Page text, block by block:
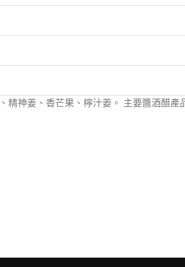
精神姜、香芒果、檸汁姜。 主要醬酒醋產